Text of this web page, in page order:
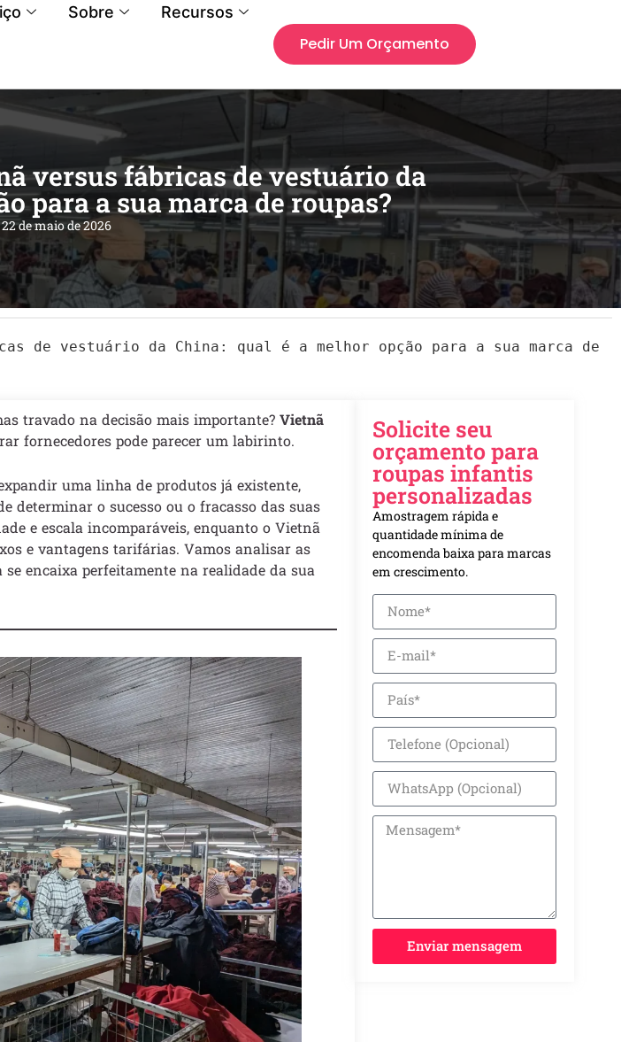
Sobre
Recursos
Pedir Um Orçamento
versus fábricas de vestuário da
para a sua marca de roupas?
22 de maio de 2026
de vestuário da China: qual é a melhor opção para a sua marca de
travado na decisão mais importante? Vietnã
fornecedores pode parecer um labirinto.
uma linha de produtos já existente,
determinar o sucesso ou o fracasso das suas
e escala incomparáveis, enquanto o Vietnã
e vantagens tarifárias. Vamos analisar as
encaixa perfeitamente na realidade da sua
Solicite seu
orçamento para
roupas infantis
personalizadas
Amostragem rápida e
quantidade mínima de
encomenda baixa para marcas
em crescimento.
Enviar mensagem